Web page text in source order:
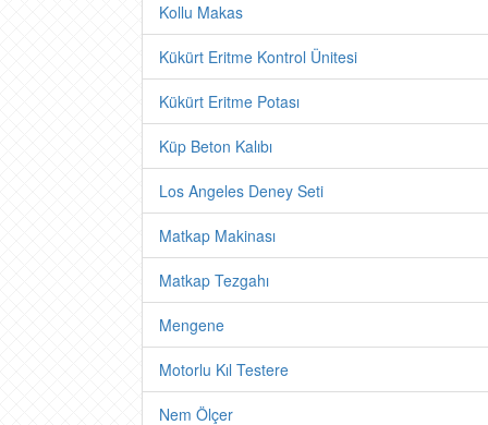
Kollu Makas
Kükürt Eritme Kontrol Ünitesi
Kükürt Eritme Potası
Küp Beton Kalıbı
Los Angeles Deney Seti
Matkap Makinası
Matkap Tezgahı
Mengene
Motorlu Kıl Testere
Nem Ölçer